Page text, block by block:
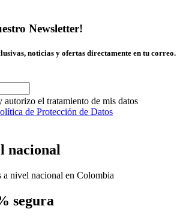
Newsletter!
noticias y ofertas directamente en tu correo.
autorizo el tratamiento de mis datos
de Protección de Datos
nacional
a nivel nacional en Colombia
segura